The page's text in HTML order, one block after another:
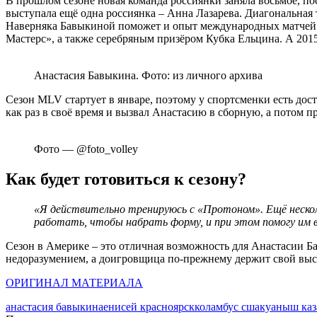
выступала ещё одна россиянка – Анна Лазарева.
Наверняка Бавыкиной поможет и опыт международных
Мастерс», а также серебряным призёром Кубка Ельцина. А
Анастасия Бавыкина. Фото: из личного архива
Сезон MLV стартует в январе, поэтому у спортсменки есть
как раз в своё время и вызвал Анастасию в сборную, а потом
Фото — @foto_volley
Как будет готовиться к сезону?
«Я действительно тренируюсь с «Протоном». Ещё
работать, чтобы набрать форму, и при этом помогу им
Сезон в Америке – это отличная возможность для Анастасии
недоразумением, а доигровщица по-прежнему держит свой
ОРИГИНАЛ МАТЕРИАЛА
анастасия бавыкинаенисей красноярскколамбус сшакуаныш